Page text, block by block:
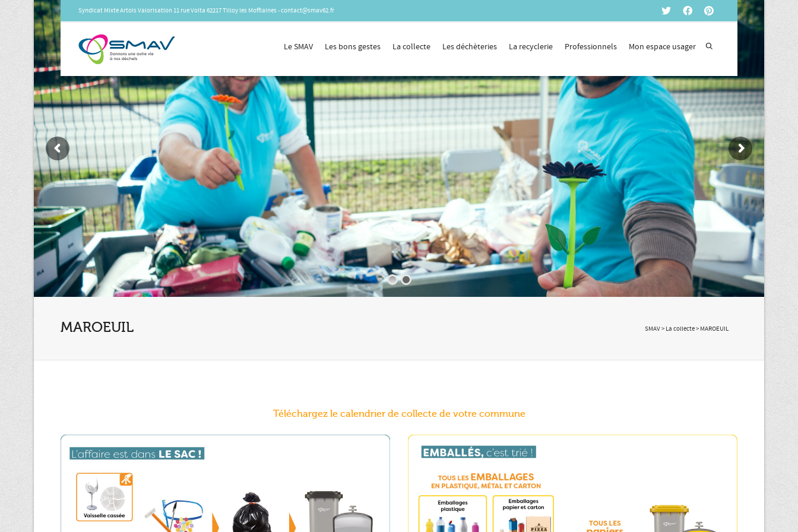
Syndicat Mixte Artois Valorisation 11 rue Volta 62217 Tilloy les Mofflaines - contact@smav62.fr
Le SMAV Les bons gestes La collecte Les déchèteries La recyclerie Professionnels Mon espace usager
MAROEUIL SMAV> La collecte> MAROEUIL
Téléchargez le calendrier de collecte de votre commune